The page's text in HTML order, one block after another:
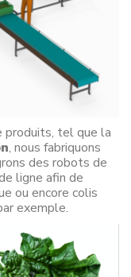
produits, tel que la
, nous fabriquons
des robots de
ligne afin de
ou encore colis
exemple.